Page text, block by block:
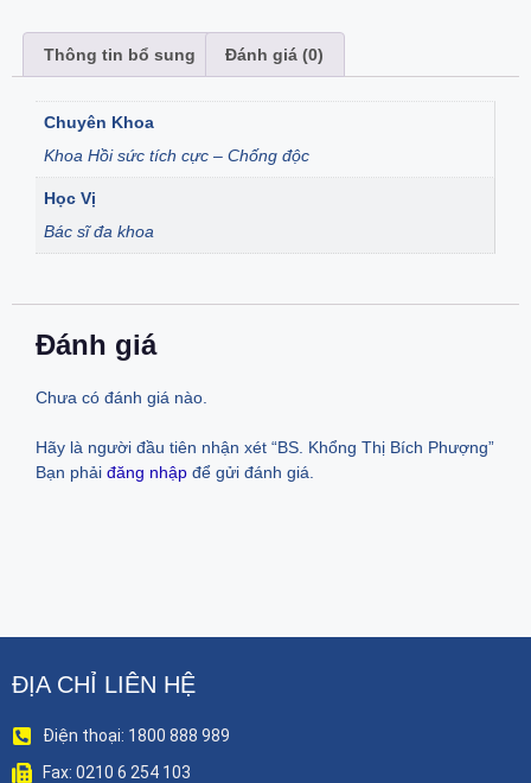
Thông tin bổ sung Đánh giá (0)
Chuyên Khoa
Khoa Hồi sức tích cực – Chống độc
Học Vị
Bác sĩ đa khoa
Đánh giá
Chưa có đánh giá nào.
Hãy là người đầu tiên nhận xét “BS. Khổng Thị Bích Phượng”
Bạn phải đăng nhập để gửi đánh giá.
ĐỊA CHỈ LIÊN HỆ
Điện thoại: 1800 888 989
Fax: 0210 6 254 103